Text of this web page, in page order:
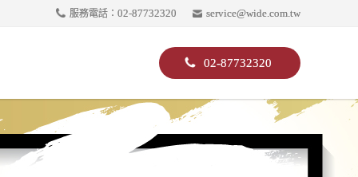
service@wide.com.tw
服務電話： 02-87732320
02-87732320